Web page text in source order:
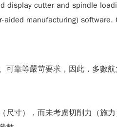
display cutter and spindle
manufacturing)
靠等嚴苛要求，因此，多數
寸），而未考慮切削力（施